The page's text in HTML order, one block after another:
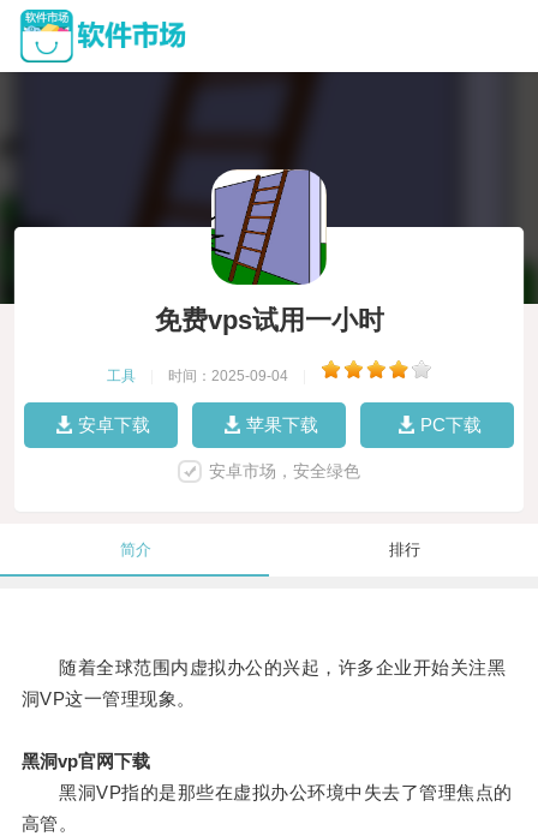
免费vps试用一小时
工具 时间：2025-09-04
安卓下载 苹果下载 PC下载
安卓市场，安全绿色
简介 排行
随着全球范围内虚拟办公的兴起，许多企业开始关注黑
洞VP这一管理现象。
黑洞vp官网下载
黑洞VP指的是那些在虚拟办公环境中失去了管理焦点的
高管。